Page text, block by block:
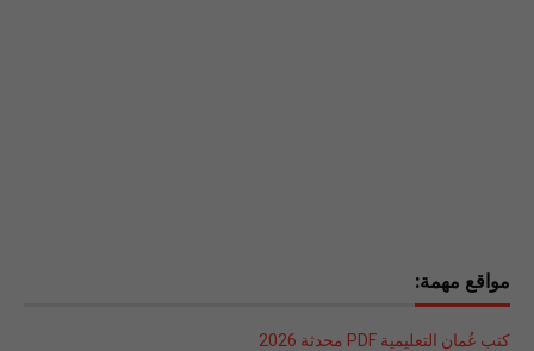
مواقع مهمة:
كتب عُمان التعليمية PDF محدثة 2026